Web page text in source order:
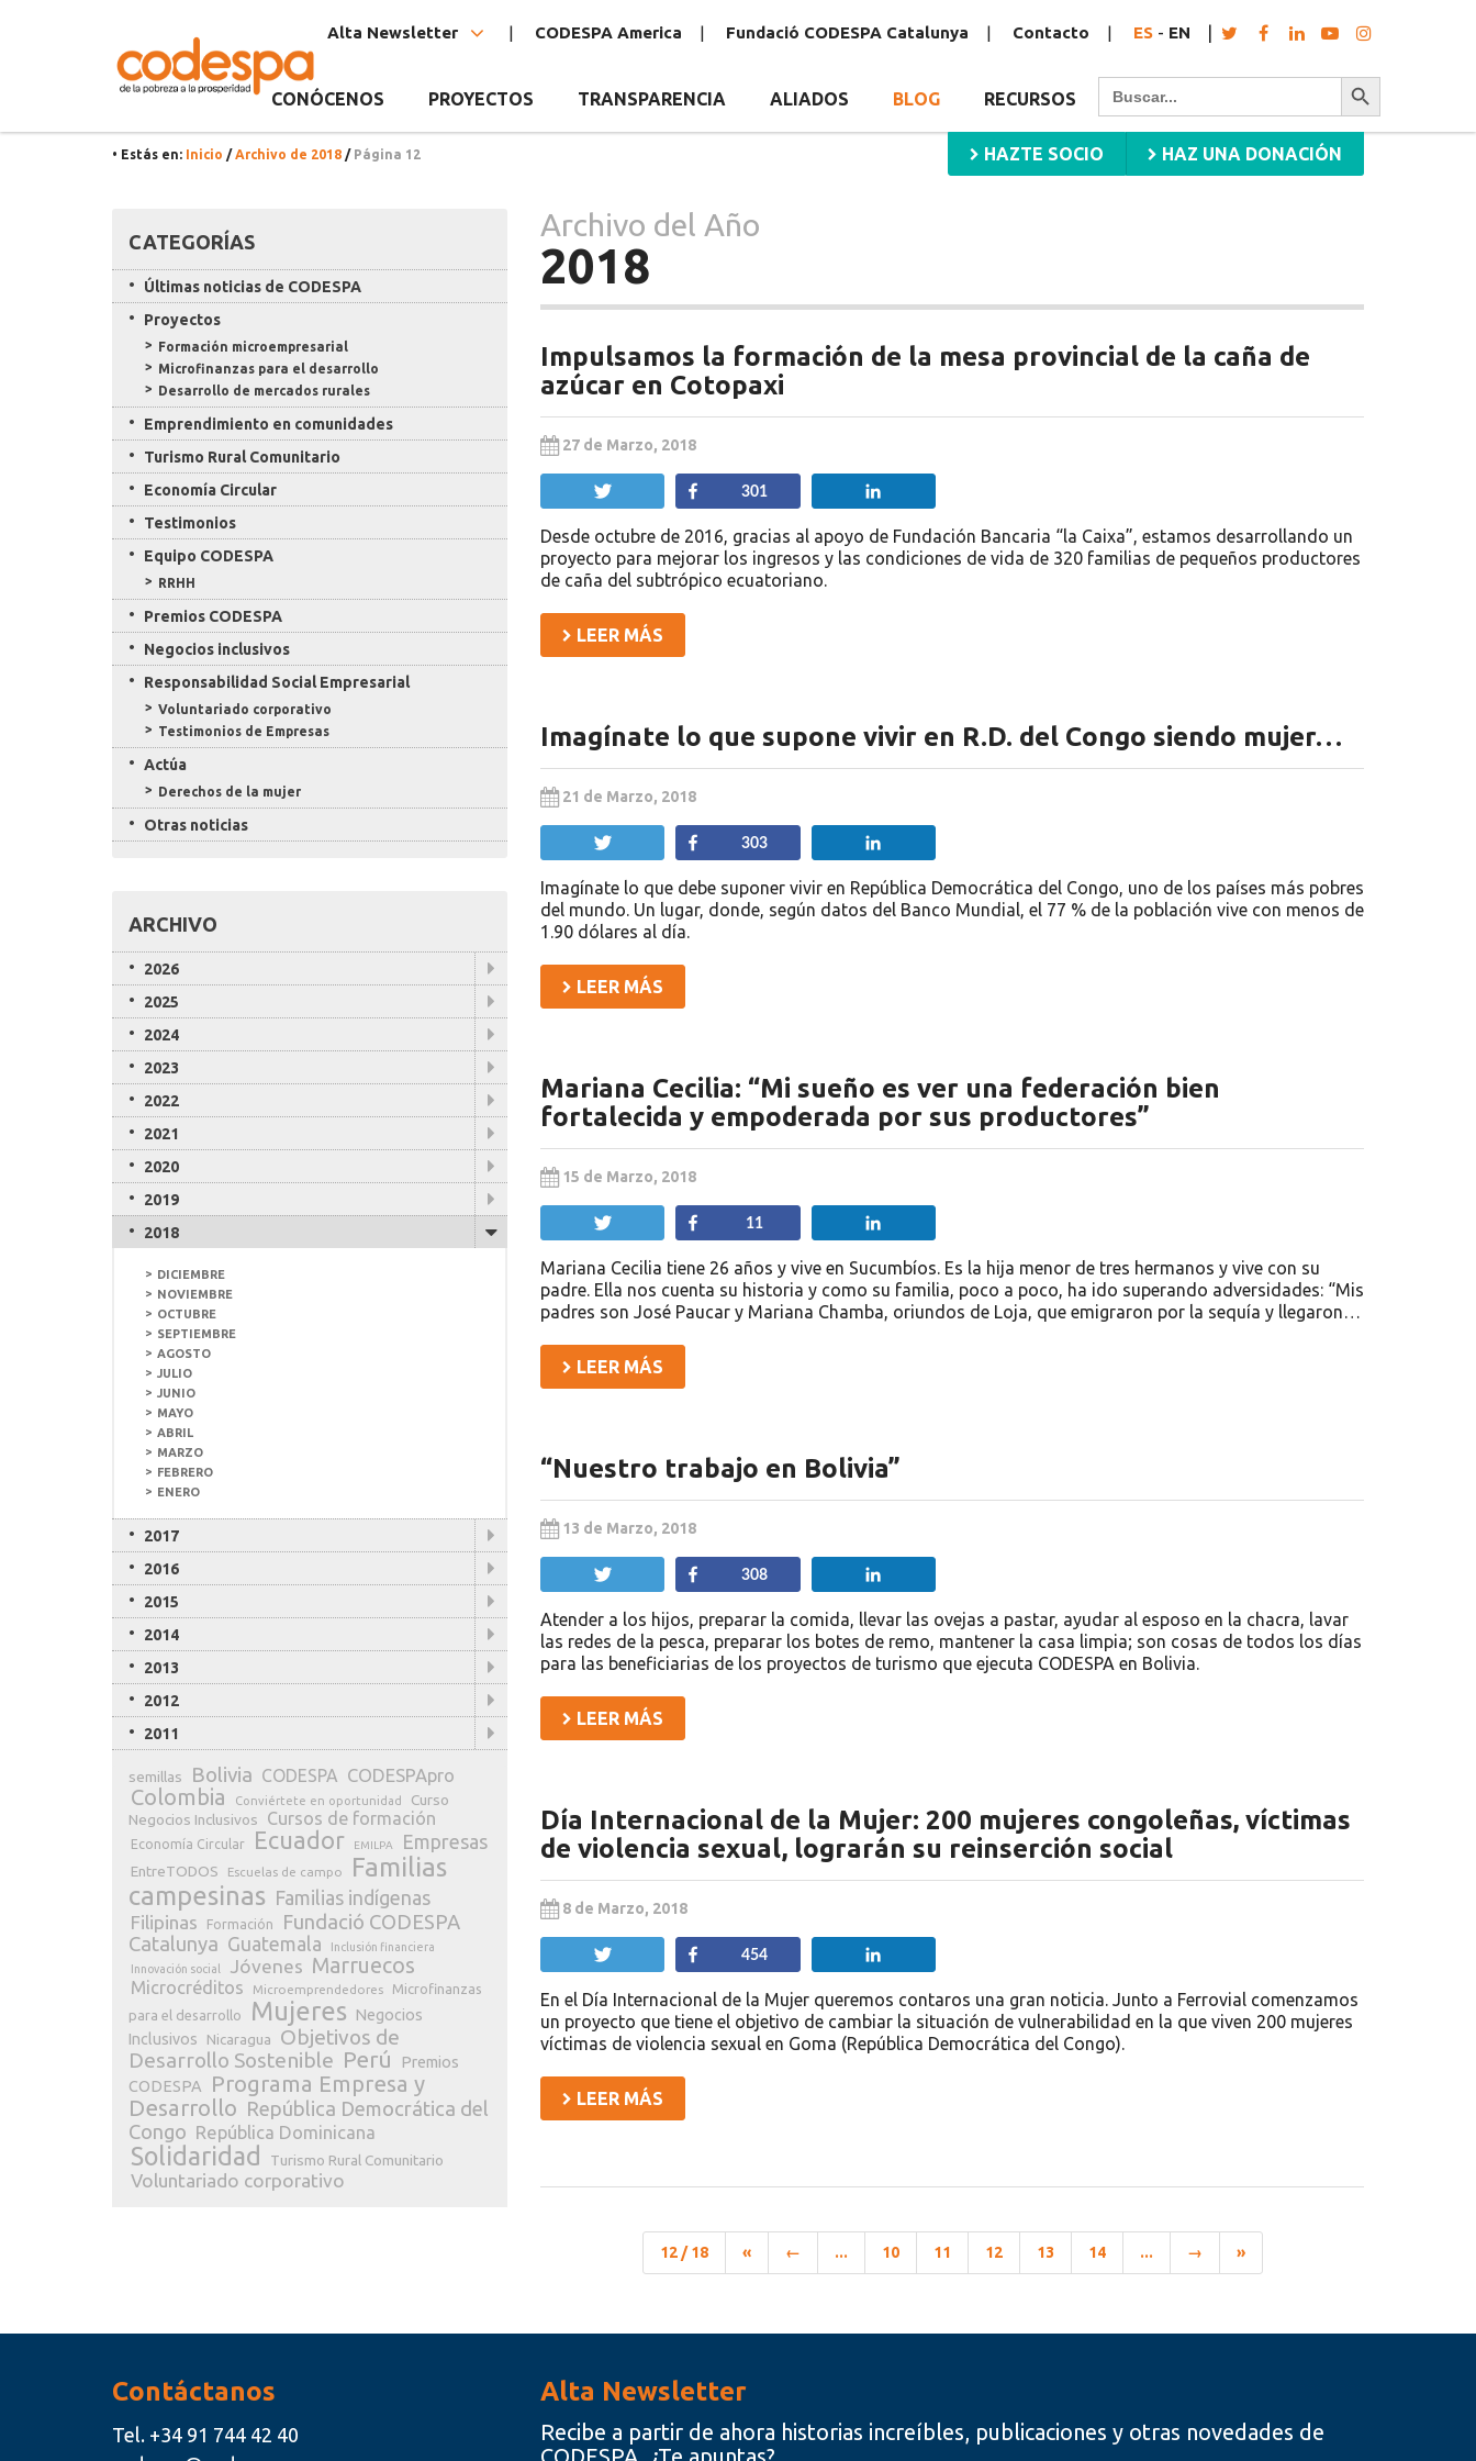
2018
Alta Newsletter CODESPA America Fundació CODESPA Catalunya Contacto ES - EN
CONÓCENOS PROYECTOS TRANSPARENCIA ALIADOS BLOG RECURSOS
Buscar: Botón de búsqueda
HAZTE SOCIO HAZ UNA DONACIÓN
• Estás en: Inicio / Archivo de 2018 / Página 12
Archivo del Año
2018
Impulsamos la formación de la mesa provincial de la caña de
azúcar en Cotopaxi
27 de Marzo, 2018
Compartir
301
Desde octubre de 2016, gracias al apoyo de Fundación Bancaria “la Caixa”, estamos desarrollando un
proyecto para mejorar los ingresos y las condiciones de vida de 320 familias de pequeños productores
de caña del subtrópico ecuatoriano.
LEER MÁS
Imagínate lo que supone vivir en R.D. del Congo siendo mujer…
21 de Marzo, 2018
Compartir
303
Imagínate lo que debe suponer vivir en República Democrática del Congo, uno de los países más pobres
del mundo. Un lugar, donde, según datos del Banco Mundial, el 77 % de la población vive con menos de
1.90 dólares al día.
LEER MÁS
Mariana Cecilia: “Mi sueño es ver una federación bien
fortalecida y empoderada por sus productores”
15 de Marzo, 2018
Compartir
11
Mariana Cecilia tiene 26 años y vive en Sucumbíos. Es la hija menor de tres hermanos y vive con su
padre. Ella nos cuenta su historia y como su familia, poco a poco, ha ido superando adversidades: “Mis
padres son José Paucar y Mariana Chamba, oriundos de Loja, que emigraron por la sequía y llegaron…
LEER MÁS
“Nuestro trabajo en Bolivia”
13 de Marzo, 2018
Compartir
308
Atender a los hijos, preparar la comida, llevar las ovejas a pastar, ayudar al esposo en la chacra, lavar
las redes de la pesca, preparar los botes de remo, mantener la casa limpia; son cosas de todos los días
para las beneficiarias de los proyectos de turismo que ejecuta CODESPA en Bolivia.
LEER MÁS
Día Internacional de la Mujer: 200 mujeres congoleñas, víctimas
de violencia sexual, lograrán su reinserción social
8 de Marzo, 2018
Compartir
454
En el Día Internacional de la Mujer queremos contaros una gran noticia. Junto a Ferrovial comenzamos
un proyecto que tiene el objetivo de cambiar la situación de vulnerabilidad en la que viven 200 mujeres
víctimas de violencia sexual en Goma (República Democrática del Congo).
LEER MÁS
12 / 18 « ← ... 10 11 12 13 14 ... → »
CATEGORÍAS
Últimas noticias de CODESPA
Proyectos
Formación microempresarial
Microfinanzas para el desarrollo
Desarrollo de mercados rurales
Emprendimiento en comunidades
Turismo Rural Comunitario
Economía Circular
Testimonios
Equipo CODESPA
RRHH
Premios CODESPA
Negocios inclusivos
Responsabilidad Social Empresarial
Voluntariado corporativo
Testimonios de Empresas
Actúa
Derechos de la mujer
Otras noticias
ARCHIVO
2026
2025
2024
2023
2022
2021
2020
2019
2018
DICIEMBRE
NOVIEMBRE
OCTUBRE
SEPTIEMBRE
AGOSTO
JULIO
JUNIO
MAYO
ABRIL
MARZO
FEBRERO
ENERO
2017
2016
2015
2014
2013
2012
2011
NUBE DE ETIQUETAS
AECID
AngolaHelpView.com Artesanías textiles Banco de
semillas
Bolivia CODESPA CODESPApro
Colombia Conviértete en oportunidad
Curso
Negocios Inclusivos
Cursos de formación
Economía Circular Ecuador EMILPA Empresas
EntreTODOS Escuelas de campo
Familias
campesinas Familias indígenas
Filipinas
Formación
Fundació CODESPA
Catalunya Guatemala
Inclusión financiera
Innovación social
Jóvenes Marruecos
Microcréditos Microemprendedores
Microfinanzas
para el desarrollo
Mujeres
Negocios
Inclusivos
Nicaragua
Objetivos de
Desarrollo Sostenible Perú
Premios
CODESPA
Programa Empresa y
Desarrollo República Democrática del
Congo República Dominicana
Solidaridad Turismo Rural Comunitario
Voluntariado corporativo
Contáctanos
Tel. +34 91 744 42 40
Alta Newsletter
Recibe a partir de ahora historias increíbles, publicaciones y otras novedades de